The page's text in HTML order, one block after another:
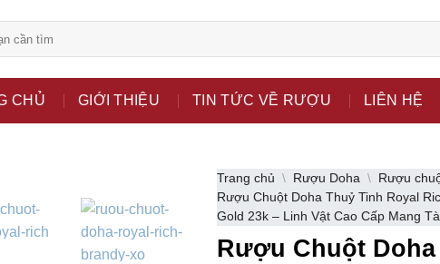
chỉ là kênh giới thiệu thông tin các sản phẩm từ những
CHỦ GIỚI THIỆU TIN TỨC VỀ RƯỢU LIÊN HỆ
Trang chủ \ Rượu Doha \ Rượu
Rượu Chuột Doha Thuỷ Tinh Royal
Gold 23k – Linh Vật Cao Cấp Mang
Rượu Chuột